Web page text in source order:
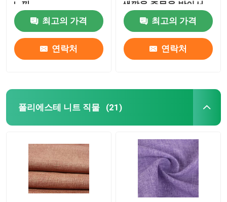
느낌
최고의 가격
연락처
색깔을 주문을 받아서
만들었습니다
최고의 가격
연락처
폴리에스테 니트 직물 (21)